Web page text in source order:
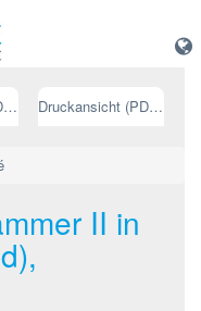
Druckansicht (PDF) // deutsch Druckansicht (PDF) // englisch
II in